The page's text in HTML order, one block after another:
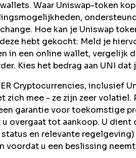
Waar Uniswap-token
Hoe kan je Uniswap
hebt gekocht: Meld je
in een online wallet, vergelijk
Kies het bedrag aan UNI
Cryptocurrencies, inclusief
zich mee - ze zijn zeer
garantie voor toekomstige
overgaat tot aankoop. U
en relevante
voordat u een beslissing